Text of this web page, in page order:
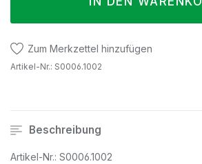
Zum Merkzettel hinzufügen
Artikel-Nr.: S0006.1002
Beschreibung
Artikel-Nr.: S0006.1002